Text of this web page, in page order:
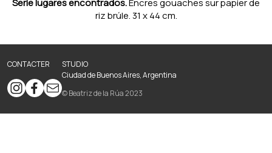
Serie lugares encontrados.Encres gouaches sur papier de
riz brúle. 31 x 44 cm.
CONTACTER
STUDIO
Ciudad de Buenos Aires, Argentina
© Beatriz de la Rúa 2023